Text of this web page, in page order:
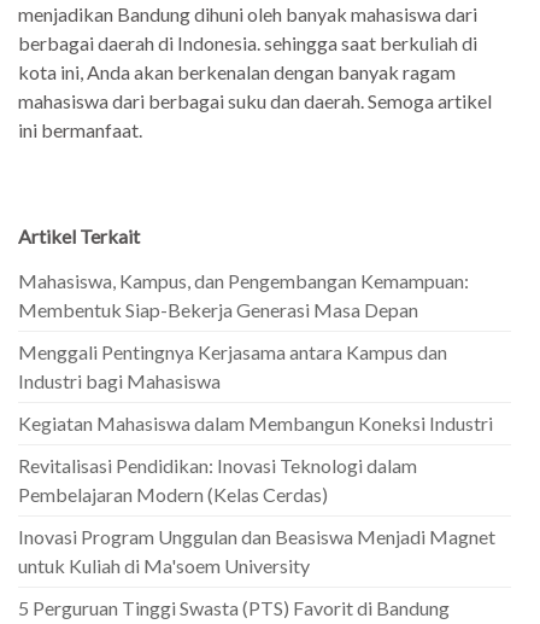
menjadikan Bandung dihuni oleh banyak mahasiswa dari
berbagai daerah di Indonesia. sehingga saat berkuliah di
kota ini, Anda akan berkenalan dengan banyak ragam
mahasiswa dari berbagai suku dan daerah. Semoga artikel
ini bermanfaat.
Artikel Terkait
Mahasiswa, Kampus, dan Pengembangan Kemampuan:
Membentuk Siap-Bekerja Generasi Masa Depan
Menggali Pentingnya Kerjasama antara Kampus dan
Industri bagi Mahasiswa
Kegiatan Mahasiswa dalam Membangun Koneksi Industri
Revitalisasi Pendidikan: Inovasi Teknologi dalam
Pembelajaran Modern (Kelas Cerdas)
Inovasi Program Unggulan dan Beasiswa Menjadi Magnet
untuk Kuliah di Ma'soem University
5 Perguruan Tinggi Swasta (PTS) Favorit di Bandung